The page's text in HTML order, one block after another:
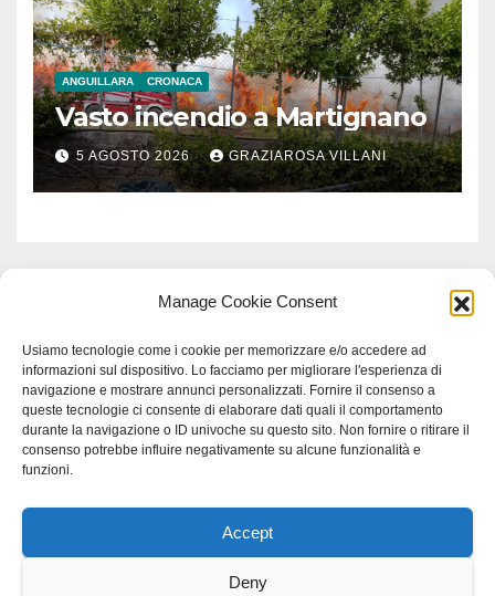
Manage Cookie Consent
Usiamo tecnologie come i cookie per memorizzare e/o accedere ad
informazioni sul dispositivo. Lo facciamo per migliorare l'esperienza di
navigazione e mostrare annunci personalizzati. Fornire il consenso a
queste tecnologie ci consente di elaborare dati quali il comportamento
durante la navigazione o ID univoche su questo sito. Non fornire o ritirare il
consenso potrebbe influire negativamente su alcune funzionalità e
funzioni.
Accept
Deny
ANGUILLARA CRONACA
Vasto incendio a Martignano
5 AGOSTO 2026 GRAZIAROSA VILLANI
Proudly powered by WordPress|Tema: Newspaperex di
Scienzastudio specialistico bracciano